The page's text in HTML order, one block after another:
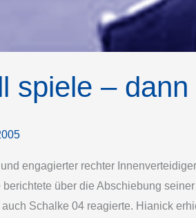
spiele – dann
engagierter rechter
über die Abschiebung
Schalke 04 reagierte. Hianick